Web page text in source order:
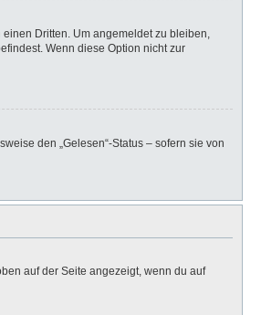
Dritten. Um angemeldet zu bleiben,
Wenn diese Option nicht zur
den „Gelesen“-Status – sofern sie von
auf der Seite angezeigt, wenn du auf